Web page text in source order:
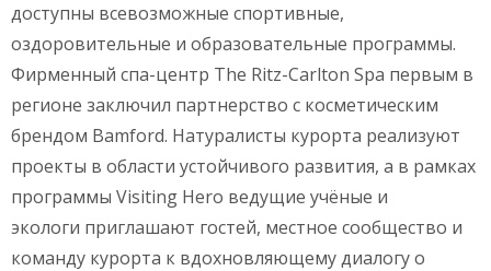
доступны всевозможные спортивные,
оздоровительные и образовательные программы.
Фирменный спа-центр The Ritz-Carlton Spa первым в
регионе заключил партнерство с косметическим
брендом Bamford. Натуралисты курорта реализуют
проекты в области устойчивого развития, а в рамках
программы Visiting Hero ведущие учёные и
экологи приглашают гостей, местное сообщество и
команду курорта к вдохновляющему диалогу о